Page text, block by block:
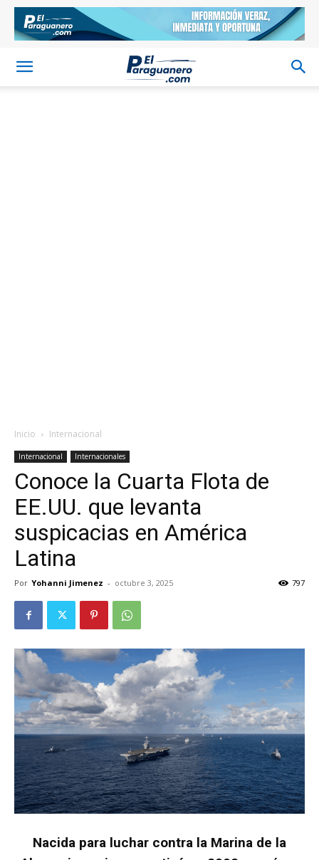
Inicio Internacional
Internacional Internacionales
Conoce la Cuarta Flota de
EE.UU. que levanta
suspicacias en América
Latina
Por Yohanni Jimenez - octubre 3, 2025 797
Nacida para luchar contra la Marina de la